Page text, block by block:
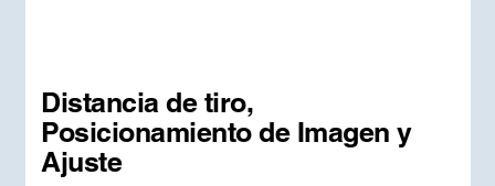
Distancia de tiro,
Posicionamiento de Imagen y
Ajuste